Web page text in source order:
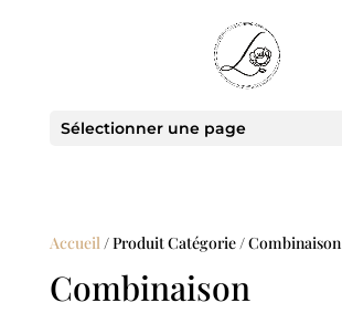
Sélectionner une page
Accueil/ Produit Catégorie / Combinaison
Combinaison